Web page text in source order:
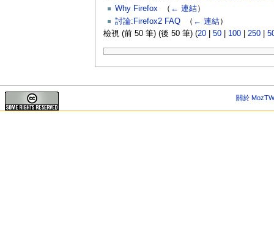
Why Firefox‎ （ ← 連結）
討論:Firefox2 FAQ‎ （ ← 連結）
檢視 (前 50 筆) (後 50 筆) (20| 50| 100| 250|
關於